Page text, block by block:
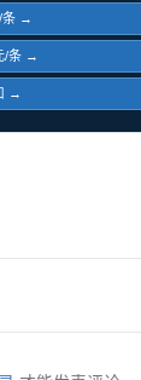
条 →
/条 →
→